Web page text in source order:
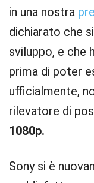
in una nostra
dichiarato che
sviluppo, e che
prima di poter
ufficialmente,
rilevatore di
1080p.
Sony si è